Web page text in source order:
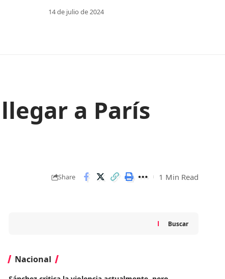
14 de julio de 2024
a París
Share 1 Min Read
Buscar
Nacional